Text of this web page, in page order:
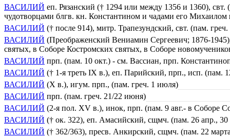
ВАСИЛИЙ еп. Рязанский († 1294 или между 1356 и 1360),
чудотворцами блгв. кн. Константином и чадами его
ВАСИЛИЙ († после 914), митр. Трапезундский, свт. (пам. греч.
ВАСИЛИЙ (Преображенский Вениамин Сергеевич; 1876-
святых, в Соборе Костромских святых, в Соборе
ВАСИЛИЙ прп. (пам. 10 окт.) - см. Вассиан, прп.
ВАСИЛИЙ († 1-я треть IX в.), еп. Парийский, прп., исп. (пам.
ВАСИЛИЙ (X в.), игум. прп., (пам. греч. 1 июля)
ВАСИЛИЙ прп. (пам. греч. 21/22 июня)
ВАСИЛИЙ (2-я пол. XV в.), инок, прп. (пам. 9 авг.- в Соборе
ВАСИЛИЙ († ок. 322), еп. Амасийский, сщмч. (пам. 26 апр.,
ВАСИЛИЙ († 362/363), пресв. Анкирский, сщмч. (пам. 22